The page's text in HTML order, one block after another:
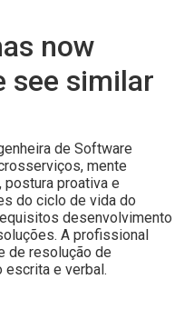
now
see similar
de Software
mente
postura proativa e
do ciclo de vida do
desenvolvimento
A profissional
de resolução de
escrita e verbal.